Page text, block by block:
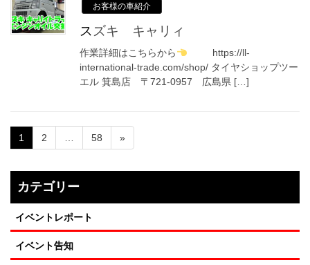
お客様の車紹介
スズキ キャリィ
作業詳細はこちらから
https://ll-
international-trade.com/shop/ タイヤショップツー
エル 箕島店 〒721-0957 広島県 […]
1 2 58 »
カテゴリー
イベントレポート
イベント告知